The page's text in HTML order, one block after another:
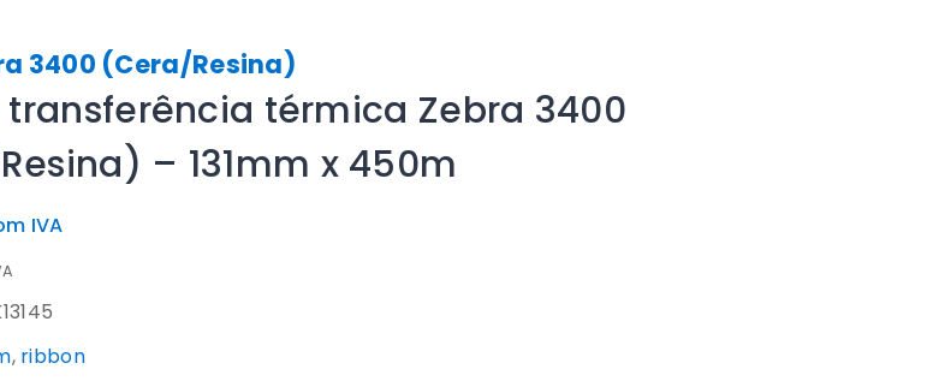
3400 (Cera/Resina)
transferência térmica Zebra 3400
– 131mm x 450m
IVA
, ribbon